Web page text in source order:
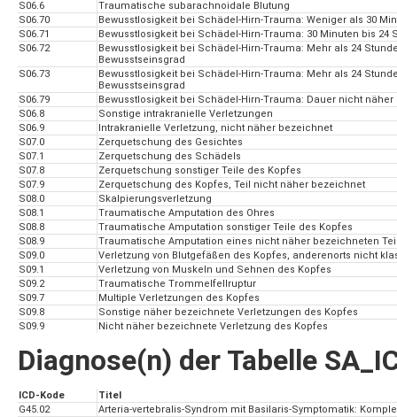
S06.6
Traumatische subarachnoidale Blutung
S06.70
Bewusstlosigkeit bei Schädel-Hirn-Trauma: Weniger als 30
S06.71
Bewusstlosigkeit bei Schädel-Hirn-Trauma: 30 Minuten bis 24
S06.72
Bewusstlosigkeit bei Schädel-Hirn-Trauma: Mehr als 24
Bewusstseinsgrad
S06.73
Bewusstlosigkeit bei Schädel-Hirn-Trauma: Mehr als 24
Bewusstseinsgrad
S06.79
Bewusstlosigkeit bei Schädel-Hirn-Trauma: Dauer nicht
S06.8
Sonstige intrakranielle Verletzungen
S06.9
Intrakranielle Verletzung, nicht näher bezeichnet
S07.0
Zerquetschung des Gesichtes
S07.1
Zerquetschung des Schädels
S07.8
Zerquetschung sonstiger Teile des Kopfes
S07.9
Zerquetschung des Kopfes, Teil nicht näher bezeichnet
S08.0
Skalpierungsverletzung
S08.1
Traumatische Amputation des Ohres
S08.8
Traumatische Amputation sonstiger Teile des Kopfes
S08.9
Traumatische Amputation eines nicht näher bezeichneten
S09.0
Verletzung von Blutgefäßen des Kopfes, anderenorts nicht
S09.1
Verletzung von Muskeln und Sehnen des Kopfes
S09.2
Traumatische Trommelfellruptur
S09.7
Multiple Verletzungen des Kopfes
S09.8
Sonstige näher bezeichnete Verletzungen des Kopfes
S09.9
Nicht näher bezeichnete Verletzung des Kopfes
Diagnose(n) der Tabelle
ICD-Kode
Titel
G45.02
Arteria-vertebralis-Syndrom mit Basilaris-Symptomatik: